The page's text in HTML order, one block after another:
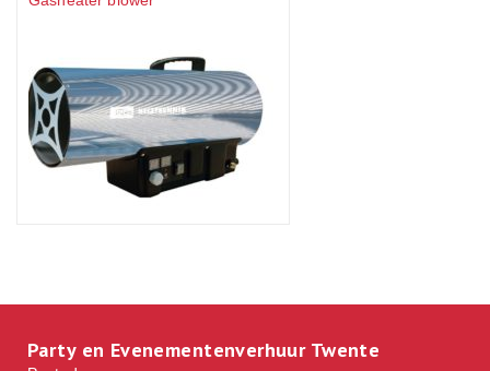
Party en Evenementenverhuur Twente